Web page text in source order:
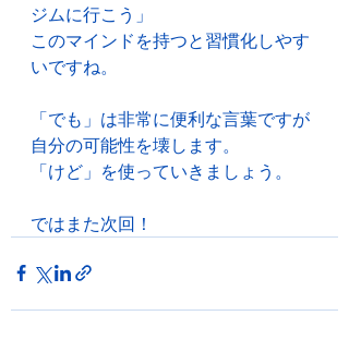
ジムに行こう」
このマインドを持つと習慣化しやす
いですね。
「でも」は非常に便利な言葉ですが
自分の可能性を壊します。
「けど」を使っていきましょう。
ではまた次回！